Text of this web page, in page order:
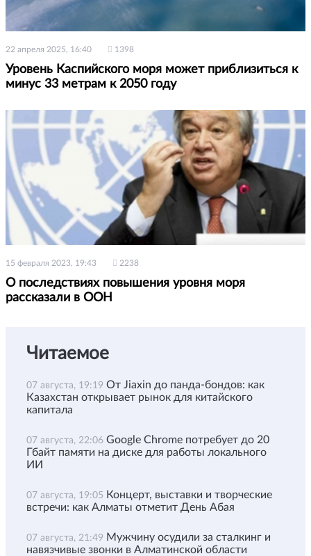
22 апреля 2025, 16:40 1398
Уровень Каспийского моря может приблизиться к
минус 33 метрам к 2050 году
15 февраля 2023, 19:43 2238
О последствиях повышения уровня моря
рассказали в ООН
Читаемое
07 августа, 19:19 От Jiaxin до панда-бондов: как
Казахстан открывает рынок для китайского
капитала
07 августа, 22:06 Google Chrome потребует до 20
Гбайт памяти на диске для работы локального
ИИ
07 августа, 19:05 Концерт, выставки и творческие
встречи: как Алматы отметит День Абая
07 августа, 21:49 Мужчину осудили за сталкинг и
навязчивые звонки в Алматинской области